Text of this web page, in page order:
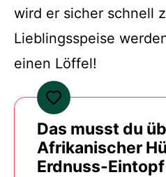
wird er sicher schnell
Lieblingsspeise
einen Löffel!
Das musst du
Afrikanischer
Erdnuss-